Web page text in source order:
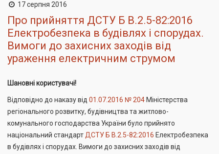
17 серпня 2016
Про прийняття ДСТУ Б В.2.5-82:2016
Електробезпека в будівлях і спорудах.
Вимоги до захисних заходів від
ураження електричним струмом
Шановні користувачі!
Відповідно до наказу від 01.07.2016 № 204 Міністерства
регіонального розвитку, будівництва та житлово-
комунального господарства України було прийнято
національний стандартДСТУ Б В.2.5-82:2016 Електробезпека
в будівлях і спорудах. Вимоги до захисних заходів від